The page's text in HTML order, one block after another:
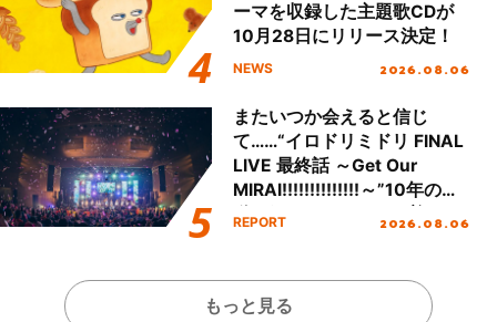
ーマを収録した主題歌CDが
10月28日にリリース決定！
NEWS 2026.08.06
またいつか会えると信じ
て……“イロドリミドリ FINAL
LIVE 最終話 ～Get Our
MIRAI!!!!!!!!!!!!!!～”10年の活
動を経てファイナルを迎える
REPORT 2026.08.06
もっと見る